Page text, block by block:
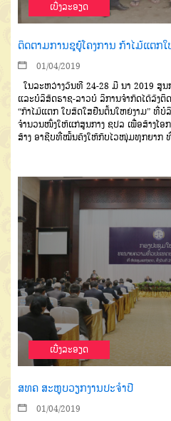
ເບີ່ງລະອຽດ
ຕິດຕາມການຊຸຍູ້ໂຄງການ ກ້າໄມ້ແຕກ
01/04/2019
ໃນລະຫວ່າງວັນທີ 24-28 ມີ ນາ 2019 ສູ
ແລະບໍລິສັດຣາຊ-ລາວບໍ ລິການຈຳກັດໄດ້ລົງຕິ
“ກ້າໄມ້ແຕກ ໃບສົດໃສຢືນຕົ້ນໃຫຍ່ງາມ”
ຈຳນວນໜຶ່ງໃຫ້ແກ່ສູນກາງ ຊປລ ເພື່ອສ້າງໂ
ສ້າງ ອາຊີບທີ່ໝັ້ນຄົງໃຫ້ກັບໄວໜຸ່ມທຸກຍາກ
ເບີ່ງລະອຽດ
ສທຄ ສະຫຼຸບວຽກງານປະຈຳປີ
01/04/2019